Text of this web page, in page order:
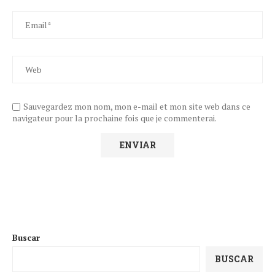
Sauvegardez mon nom, mon e-mail et mon site web dans ce
navigateur pour la prochaine fois que je commenterai.
Buscar
BUSCAR